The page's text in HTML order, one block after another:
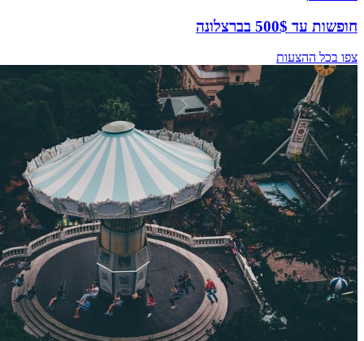
חופשות עד 500$ בברצלונה
צפו בכל ההצעות